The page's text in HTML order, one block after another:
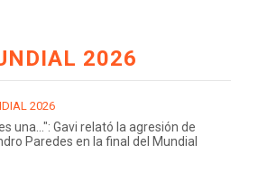
2026
2026
una...": Gavi relató la agresión de
Paredes en la final del Mundial